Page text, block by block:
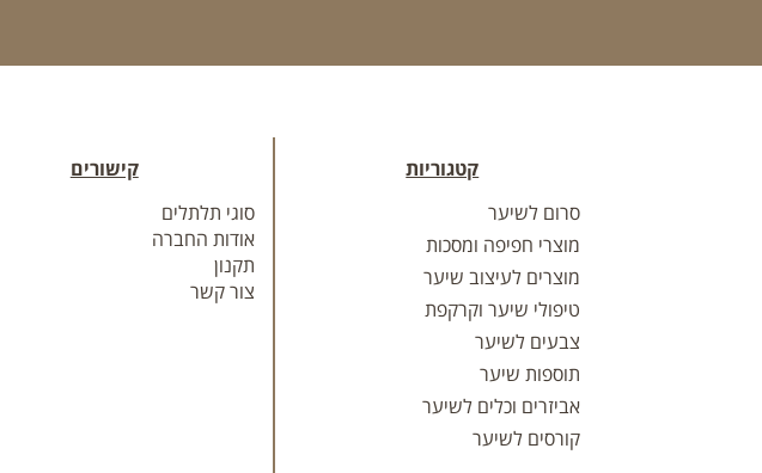
קטגוריות
סרום לשיער
מוצרי חפיפה ומסכות
מוצרים לעיצוב שיער
טיפולי שיער וקרקפת
צבעים לשיער
תוספות שיער
אביזרים וכלים לשיער
קורסים לשיער
קישורים
סוגי תלתלים
אודות החברה
תקנון
צור קשר